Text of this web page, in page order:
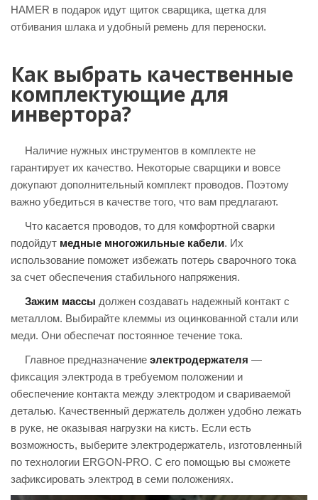
HAMER в подарок идут щиток сварщика, щетка для
отбивания шлака и удобный ремень для переноски.
Как выбрать качественные
комплектующие для
инвертора?
Наличие нужных инструментов в комплекте не
гарантирует их качество. Некоторые сварщики и вовсе
докупают дополнительный комплект проводов. Поэтому
важно убедиться в качестве того, что вам предлагают.
Что касается проводов, то для комфортной сварки
подойдут медные многожильные кабели. Их
использование поможет избежать потерь сварочного тока
за счет обеспечения стабильного напряжения.
Зажим массы должен создавать надежный контакт с
металлом. Выбирайте клеммы из оцинкованной стали или
меди. Они обеспечат постоянное течение тока.
Главное предназначение электродержателя —
фиксация электрода в требуемом положении и
обеспечение контакта между электродом и свариваемой
деталью. Качественный держатель должен удобно лежать
в руке, не оказывая нагрузки на кисть. Если есть
возможность, выберите электродержатель, изготовленный
по технологии ERGON-PRO. С его помощью вы сможете
зафиксировать электрод в семи положениях.